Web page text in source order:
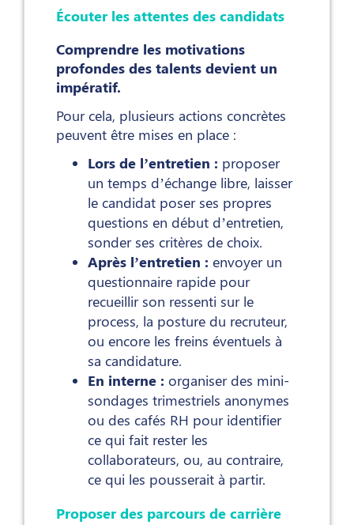
Écouter les attentes des candidats
Comprendre les motivations
profondes des talents devient un
impératif.
Pour cela, plusieurs actions concrètes
peuvent être mises en place :
Lors de l’entretien : proposer
un temps d’échange libre, laisser
le candidat poser ses propres
questions en début d’entretien,
sonder ses critères de choix.
Après l’entretien : envoyer un
questionnaire rapide pour
recueillir son ressenti sur le
process, la posture du recruteur,
ou encore les freins éventuels à
sa candidature.
En interne : organiser des mini-
sondages trimestriels anonymes
ou des cafés RH pour identifier
ce qui fait rester les
collaborateurs, ou, au contraire,
ce qui les pousserait à partir.
Proposer des parcours de carrière